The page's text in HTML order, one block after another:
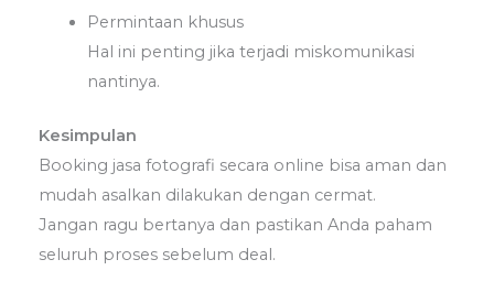
Permintaan khusus
Hal ini penting jika terjadi miskomunikasi
nantinya.
Kesimpulan
Booking jasa fotografi secara online bisa aman dan
mudah asalkan dilakukan dengan cermat.
Jangan ragu bertanya dan pastikan Anda paham
seluruh proses sebelum deal.